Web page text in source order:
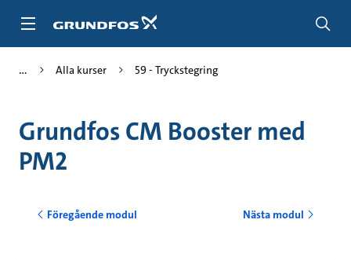
Alla kurser 59 - Tryckstegring
Grundfos CM Booster med
PM2
Föregående modul Nästa modul